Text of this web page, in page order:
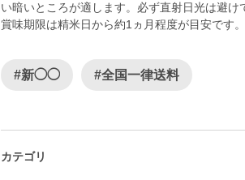
い暗いところが適します。必ず直射日光は避け
賞味期限は精米日から約1ヵ月程度が目安です。
#新◯◯ #全国一律送料
カテゴリ